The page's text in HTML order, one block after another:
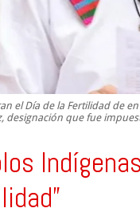
el Día de la Fertilidad de
designación que fue